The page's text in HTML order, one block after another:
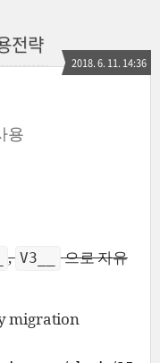
전략
2018. 6. 11. 14:36
용
, V3__
으로 자유
migration